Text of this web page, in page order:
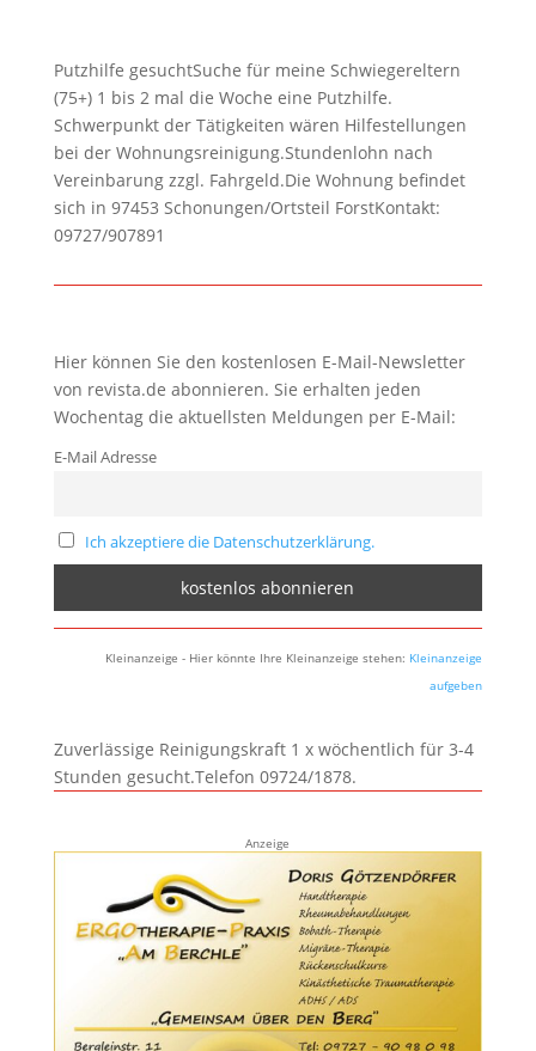
Putzhilfe gesuchtSuche für meine Schwiegereltern
(75+) 1 bis 2 mal die Woche eine Putzhilfe.
Schwerpunkt der Tätigkeiten wären Hilfestellungen
bei der Wohnungsreinigung.Stundenlohn nach
Vereinbarung zzgl. Fahrgeld.Die Wohnung befindet
sich in 97453 Schonungen/Ortsteil ForstKontakt:
09727/907891
Hier können Sie den kostenlosen E-Mail-Newsletter
von revista.de abonnieren. Sie erhalten jeden
Wochentag die aktuellsten Meldungen per E-Mail:
E-Mail Adresse
Ich akzeptiere die Datenschutzerklärung.
Kleinanzeige - Hier könnte Ihre Kleinanzeige stehen: Kleinanzeige
aufgeben
Zuverlässige Reinigungskraft 1 x wöchentlich für 3-4
Stunden gesucht.Telefon 09724/1878.
Anzeige